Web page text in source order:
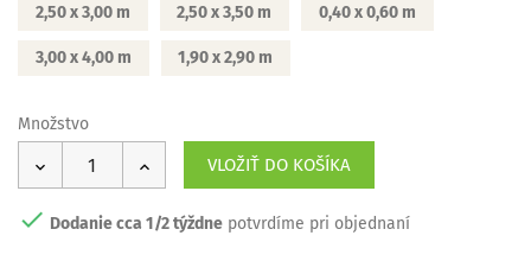
2,50 x 3,00 m 2,50 x 3,50 m 0,40 x 0,60 m
3,00 x 4,00 m 1,90 x 2,90 m
Množstvo
VLOŽIŤ DO KOŠÍKA
 Dodanie cca 1/2 týždne potvrdíme pri objednaní